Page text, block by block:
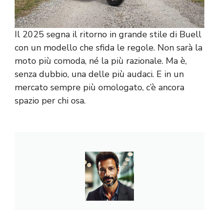
Il 2025 segna il ritorno in grande stile di Buell
con un modello che sfida le regole. Non sarà la
moto più comoda, né la più razionale. Ma è,
senza dubbio, una delle più audaci. E in un
mercato sempre più omologato, c’è ancora
spazio per chi osa.